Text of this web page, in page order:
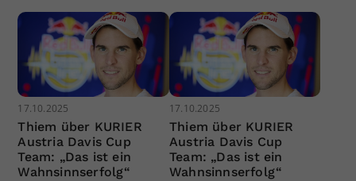
17.10.2025
Thiem über KURIER
Austria Davis Cup
Team: „Das ist ein
Wahnsinnserfolg“
17.10.2025
Thiem über KURIER
Austria Davis Cup
Team: „Das ist ein
Wahnsinnserfolg“